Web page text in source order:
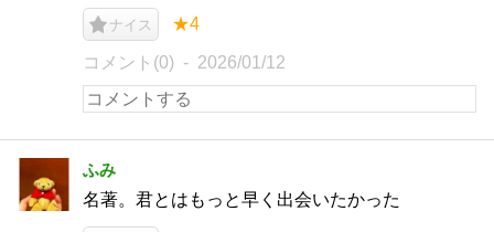
ナイス ★4
コメント(0) 2026/01/12
ふみ
名著。君とはもっと早く出会いたかった